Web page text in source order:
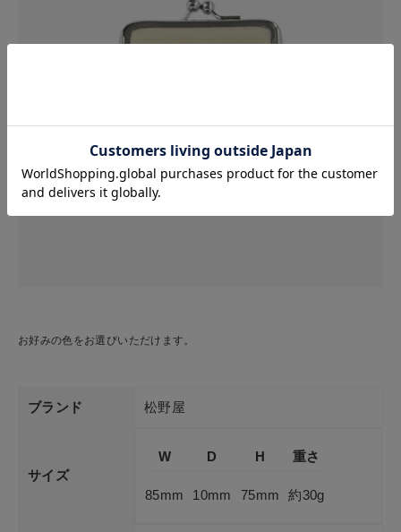
お好みの色をお選びいただけます。
ブランド 松野屋
サイズ
W
85mm
D
10mm
H
75mm
重さ
約30g